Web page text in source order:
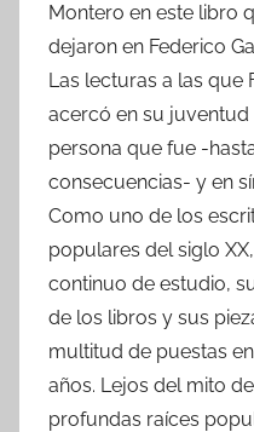
Montero en este libro
dejaron en Federico
Las lecturas a las que
acercó en su
persona que fue -
consecuencias- y en
Como uno de los
populares del siglo
continuo de estudio,
de los libros y sus
multitud de puestas
años. Lejos del mito
profundas raíces